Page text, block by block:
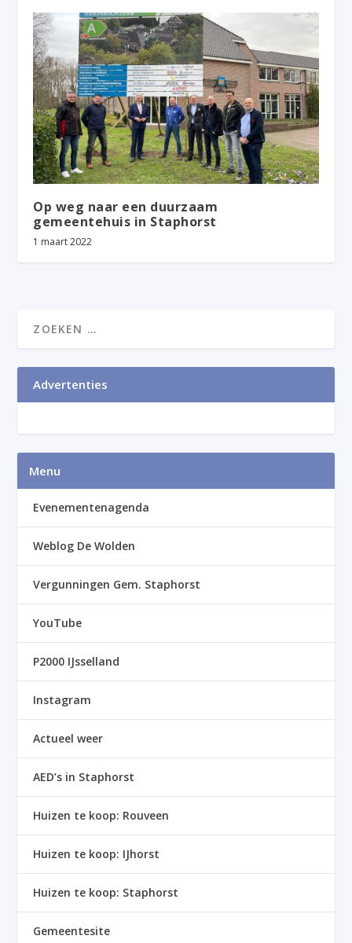
Op weg naar een duurzaam
gemeentehuis in Staphorst
1 maart 2022
Advertenties
Menu
Evenementenagenda
Weblog De Wolden
Vergunningen Gem. Staphorst
YouTube
P2000 IJsselland
Instagram
Actueel weer
AED’s in Staphorst
Huizen te koop: Rouveen
Huizen te koop: IJhorst
Huizen te koop: Staphorst
Gemeentesite